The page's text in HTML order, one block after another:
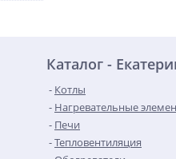
Каталог -
Котлы
Нагревательные
Печи
Тепловентиляция